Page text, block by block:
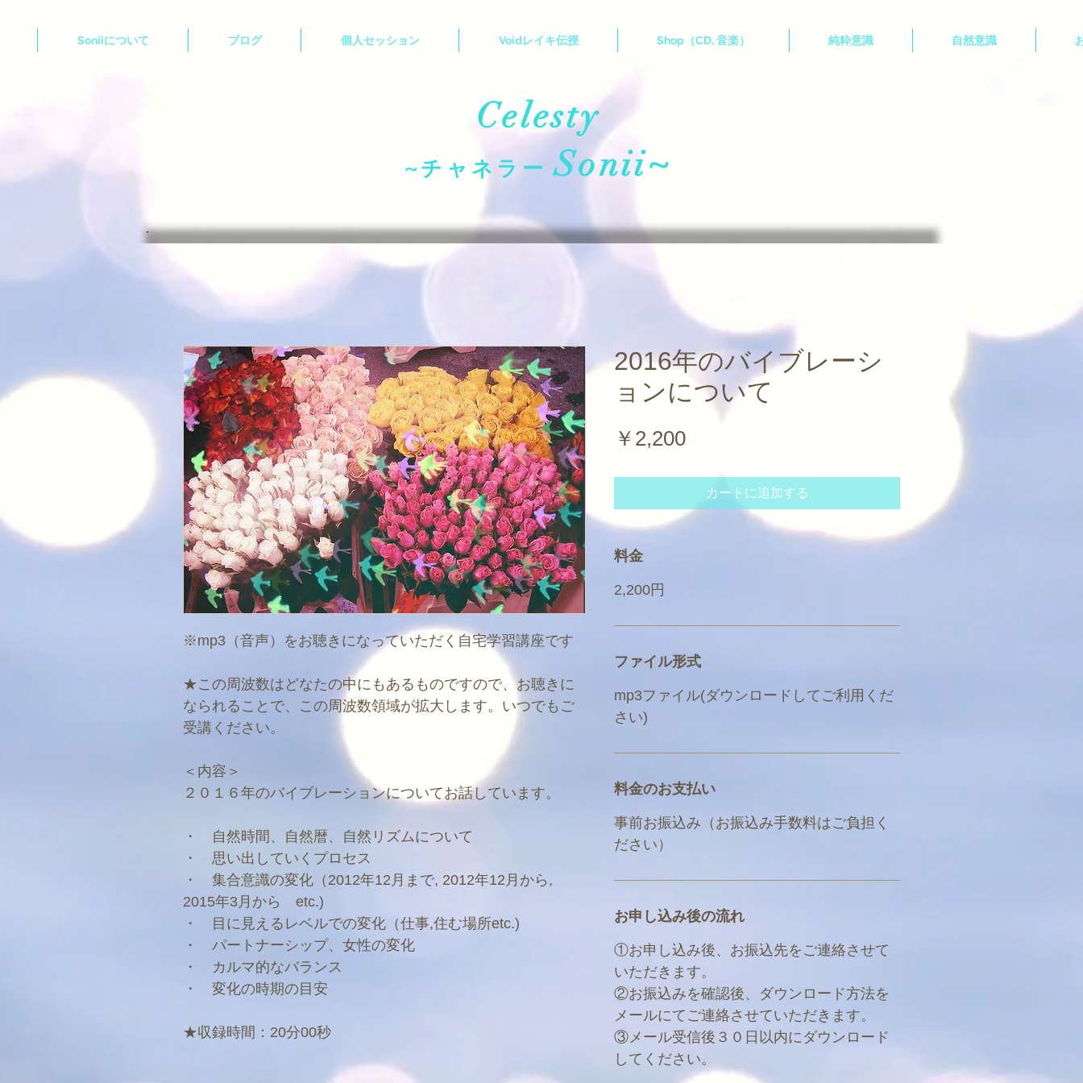
Soniiについて ブログ 個人セッション Voidレイキ伝授 Shop（CD, 音楽） 純粋意識 自然意識
Celesty
~チャネラーSonii~
​※mp3（音声）をお聴きになっていただく自宅学習講座です
★この周波数はどなたの中にもあるものですので、お聴きに
なられることで、この周波数領域が拡大します。いつでもご
受講ください。
＜内容＞
２０１６年のバイブレーションについてお話しています。
・ 自然時間、自然暦、自然リズムについて
・ 思い出していくプロセス
・ 集合意識の変化（2012年12月まで, 2012年12月から,
2015年3月から etc.)
・ 目に見えるレベルでの変化（仕事,住む場所etc.)
・ パートナーシップ、女性の変化
・ カルマ的なバランス
・ 変化の時期の目安
★収録時間：20分00秒
2016年のバイブレーシ
ョンについて
￥2,200価
カートに追加する
料金
2,200円
ファイル形式
mp3ファイル(ダウンロードしてご利用くだ
さい)
料金のお支払い
事前お振込み（お振込み手数料はご負担く
ださい）
お申し込み後の流れ
①お申し込み後、お振込先をご連絡させて
いただきます。
②お振込みを確認後、ダウンロード方法を
メールにてご連絡させていただきます。
③メール受信後３０日以内にダウンロード
してください。